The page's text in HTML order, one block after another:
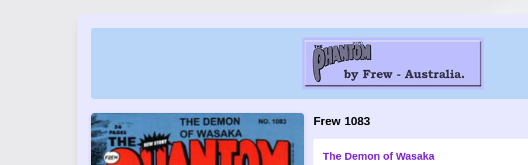
Frew 1083
The Demon of Wasaka